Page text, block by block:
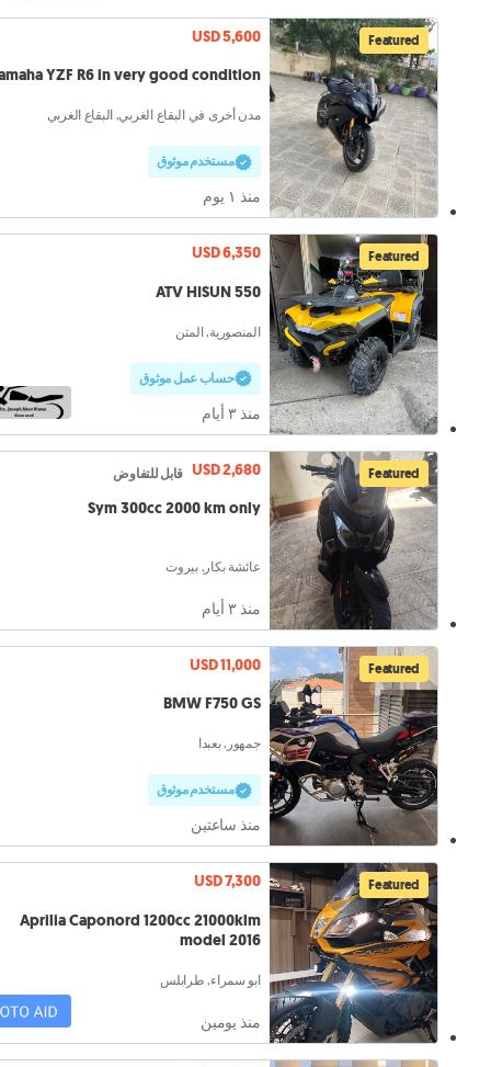
Featured
USD 5,600
YZF R6 in very good condition
مدن أخرى في البقاع الغربي, البقاع الغربي
مستخدم موثوق
منذ ١ يوم
Featured
USD 6,350
ATV HISUN 550
المنصورية, المتن
حساب عمل موثوق
منذ ٣ أيام
Featured
USD 2,680 قابل للتفاوض
Sym 300cc 2000 km only
عائشة بكار, بيروت
منذ ٣ أيام
Featured
USD 11,000
BMW F750 GS
جمهور, بعبدا
مستخدم موثوق
منذ ساعتين
Featured
USD 7,300
Aprilia Caponord 1200cc 21000klm
model 2016
ابو سمراء, طرابلس
منذ يومين